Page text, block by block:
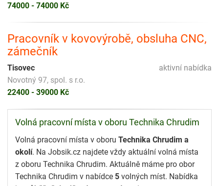
74000 - 74000 Kč
Pracovník v kovovýrobě, obsluha CNC,
zámečník
aktivní nabídka
Tisovec
Novotný 97, spol. s r.o.
22400 - 39000 Kč
Volná pracovní místa v oboru Technika Chrudim
Volná pracovní místa v oboru Technika Chrudim a
okolí. Na Jobsik.cz najdete vždy aktuální volná místa
z oboru Technika Chrudim. Aktuálně máme pro obor
Technika Chrudim v nabídce 5 volných míst. Nabídka